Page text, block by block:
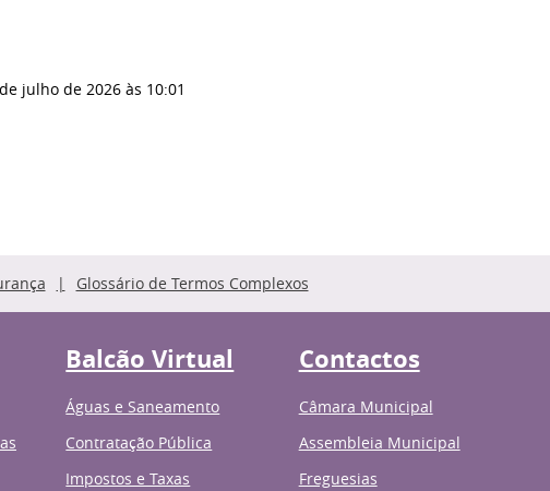
julho de 2026 às 10:01
Glossário de Termos Complexos
Balcão Virtual
Águas e Saneamento
Contratação Pública
Impostos e Taxas
Contactos
Câmara Municipal
Assembleia Municipal
Freguesias